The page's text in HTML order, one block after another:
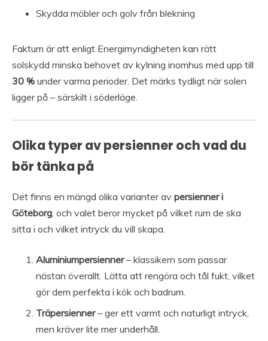
Skydda möbler och golv från blekning
Faktum är att enligt Energimyndigheten kan rätt
solskydd minska behovet av kylning inomhus med upp till
30 % under varma perioder. Det märks tydligt när solen
ligger på – särskilt i söderläge.
Olika typer av persienner och vad du
bör tänka på
Det finns en mängd olika varianter av persienner i
Göteborg, och valet beror mycket på vilket rum de ska
sitta i och vilket intryck du vill skapa.
Aluminiumpersienner– klassikern som passar
nästan överallt. Lätta att rengöra och tål fukt, vilket
gör dem perfekta i kök och badrum.
Träpersienner– ger ett varmt och naturligt intryck,
men kräver lite mer underhåll.